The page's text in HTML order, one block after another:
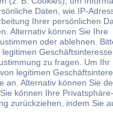
Ableiter